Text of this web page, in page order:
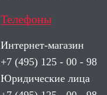
Телефоны
Интернет-магазин
+7 (495) 125 - 00 - 98
Юридические лица